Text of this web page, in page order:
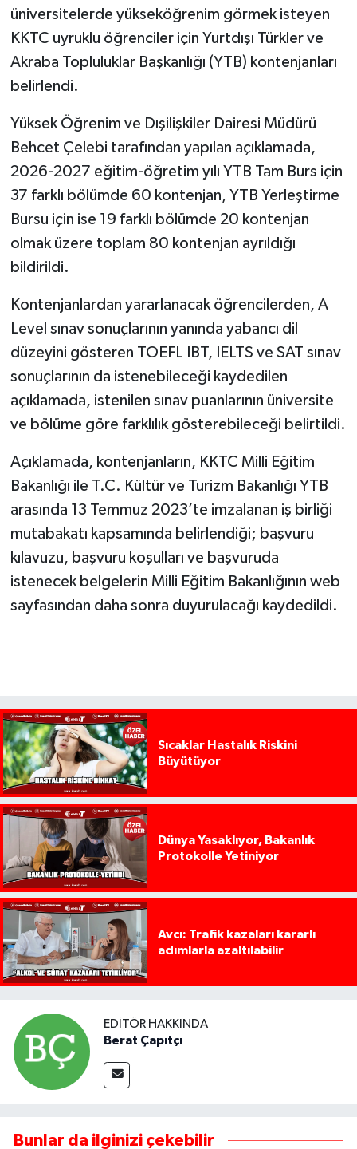
üniversitelerde yükseköğrenim görmek isteyen
KKTC uyruklu öğrenciler için Yurtdışı Türkler ve
Akraba Topluluklar Başkanlığı (YTB) kontenjanları
belirlendi.
Yüksek Öğrenim ve Dışilişkiler Dairesi Müdürü
Behcet Çelebi tarafından yapılan açıklamada,
2026-2027 eğitim-öğretim yılı YTB Tam Burs için
37 farklı bölümde 60 kontenjan, YTB Yerleştirme
Bursu için ise 19 farklı bölümde 20 kontenjan
olmak üzere toplam 80 kontenjan ayrıldığı
bildirildi.
Kontenjanlardan yararlanacak öğrencilerden, A
Level sınav sonuçlarının yanında yabancı dil
düzeyini gösteren TOEFL IBT, IELTS ve SAT sınav
sonuçlarının da istenebileceği kaydedilen
açıklamada, istenilen sınav puanlarının üniversite
ve bölüme göre farklılık gösterebileceği belirtildi.
Açıklamada, kontenjanların, KKTC Milli Eğitim
Bakanlığı ile T.C. Kültür ve Turizm Bakanlığı YTB
arasında 13 Temmuz 2023’te imzalanan iş birliği
mutabakatı kapsamında belirlendiği; başvuru
kılavuzu, başvuru koşulları ve başvuruda
istenecek belgelerin Milli Eğitim Bakanlığının web
sayfasından daha sonra duyurulacağı kaydedildi.
Sıcaklar Hastalık Riskini
Büyütüyor
Dünya Yasaklıyor, Bakanlık
Protokolle Yetiniyor
Avcı: Trafik kazaları kararlı
adımlarla azaltılabilir
EDITÖR HAKKINDA
Berat Çapıtçı
Bunlar da ilginizi çekebilir